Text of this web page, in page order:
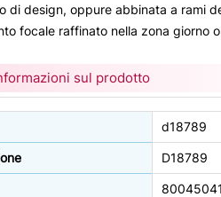
di design, oppure abbinata a rami
focale raffinato nella zona giorno
sul prodotto
d18789
D18789